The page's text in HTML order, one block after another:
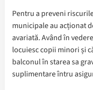
Pentru a preveni
municipale au acționat
avariată. Având în
locuiesc copii minori și
balconul în starea sa
suplimentare întru